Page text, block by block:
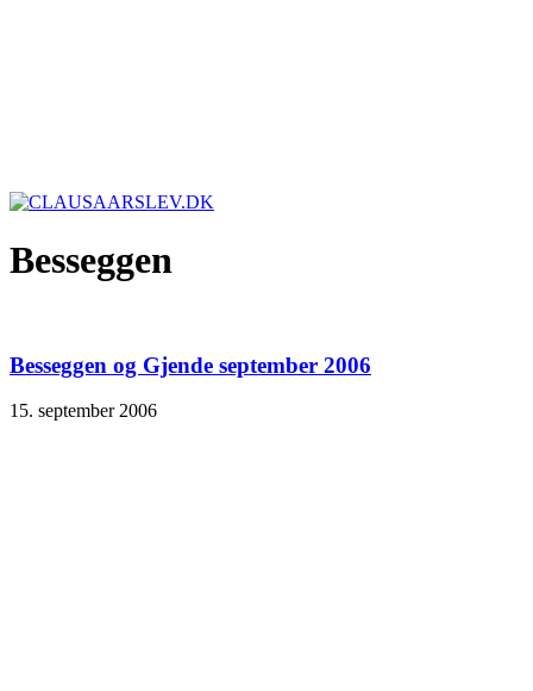
Besseggen
Besseggen og Gjende september 2006
15. september 2006